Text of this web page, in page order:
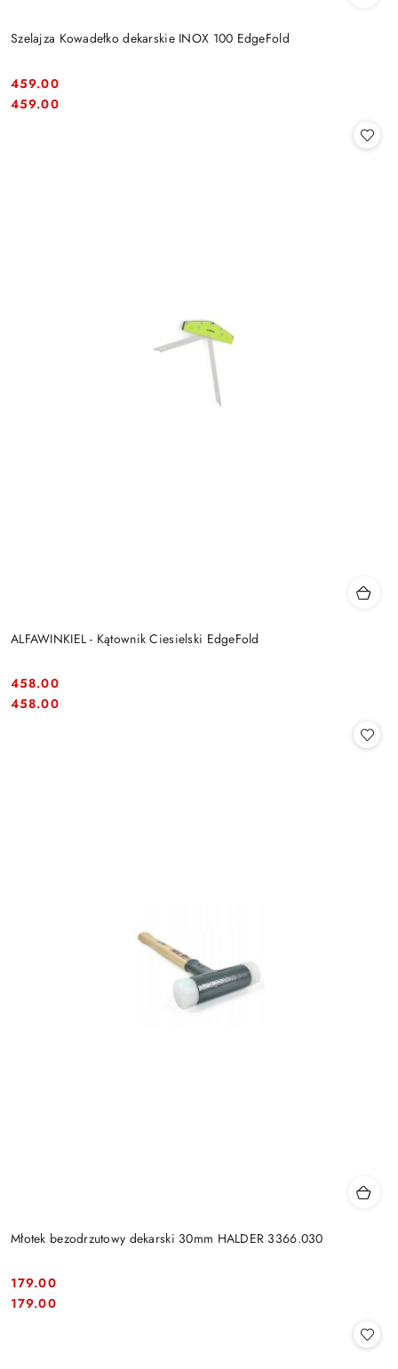
Szelajza Kowadełko dekarskie INOX 100 EdgeFold
Cena:
459.00
Cena:
459.00
ALFAWINKIEL - Kątownik Ciesielski EdgeFold
Cena:
458.00
Cena:
458.00
Młotek bezodrzutowy dekarski 30mm HALDER 3366.030
Cena:
179.00
Cena:
179.00